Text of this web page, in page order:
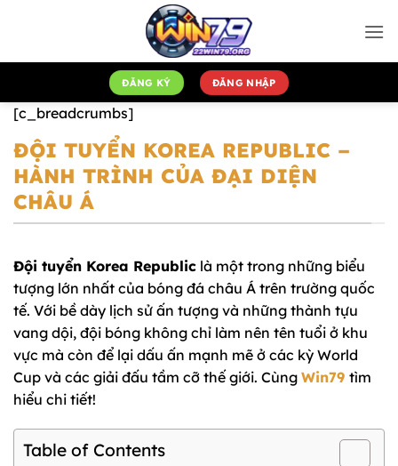
ĐĂNG KÝ ĐĂNG NHẬP
[c_breadcrumbs]
ĐỘI TUYỂN KOREA REPUBLIC –
HÀNH TRÌNH CỦA ĐẠI DIỆN
CHÂU Á
Đội tuyển Korea Republic là một trong những biểu
tượng lớn nhất của bóng đá châu Á trên trường quốc
tế. Với bề dày lịch sử ấn tượng và những thành tựu
vang dội, đội bóng không chỉ làm nên tên tuổi ở khu
vực mà còn để lại dấu ấn mạnh mẽ ở các kỳ World
Cup và các giải đấu tầm cỡ thế giới. Cùng Win79 tìm
hiểu chi tiết!
Table of Contents